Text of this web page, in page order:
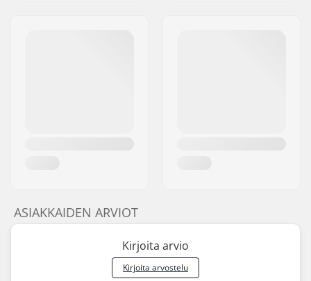
ASIAKKAIDEN ARVIOT
Kirjoita arvio
Kirjoita arvostelu